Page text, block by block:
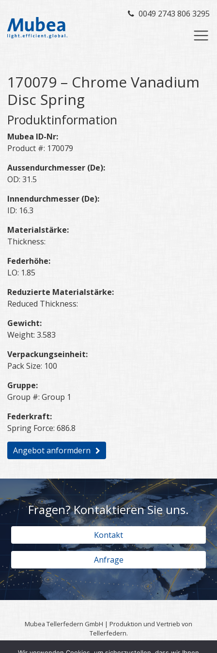
0049 2743 806 3295
170079 – Chrome Vanadium
Disc Spring
Produktinformation
Mubea ID-Nr:
Product #: 170079
Aussendurchmesser (De):
OD: 31.5
Innendurchmesser (De):
ID: 16.3
Materialstärke:
Thickness:
Federhöhe:
LO: 1.85
Reduzierte Materialstärke:
Reduced Thickness:
Gewicht:
Weight: 3.583
Verpackungseinheit:
Pack Size: 100
Gruppe:
Group #: Group 1
Federkraft:
Spring Force: 686.8
Angebot anformdern
Fragen? Kontaktieren Sie uns.
Kontakt
Anfrage
Mubea Tellerfedern GmbH | Produktion und Vertrieb von
Tellerfedern.